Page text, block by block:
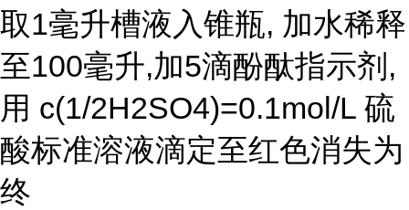
取1毫升槽液入锥瓶, 加水稀释
至100毫升,加5滴酚酞指示剂,
用 c(1/2H2SO4)=0.1mol/L 硫
酸标准溶液滴定至红色消失为
终